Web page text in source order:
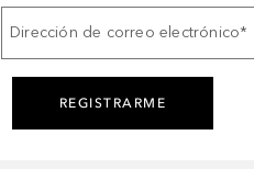
Dirección de correo electrónico*
REGISTRARME